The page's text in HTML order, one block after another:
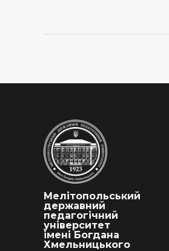
Мелітопольський
державний
педагогічний
університет
імені Богдана
Хмельницького